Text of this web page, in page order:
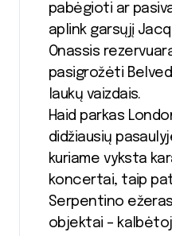
pabėgioti ar
aplink garsųjį
Onassis
pasigrožėti
laukų vaizdais.
Haid parkas
didžiausių
kuriame vyksta
koncertai, taip
Serpentino
objektai –